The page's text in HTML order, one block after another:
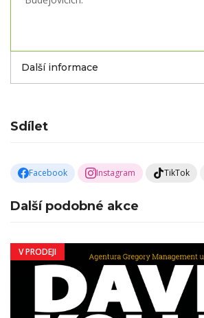
Další informace
Sdílet
Facebook Instagram TikTok
Další podobné akce
V PRODEJI